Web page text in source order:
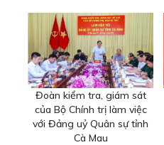
Đoàn kiểm tra, giám sát
của Bộ Chính trị làm việc
với Đảng uỷ Quân sự tỉnh
Cà Mau